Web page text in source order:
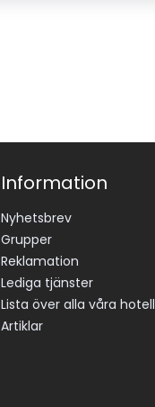
Information
Nyhetsbrev
Grupper
Reklamation
Lediga tjänster
Lista över alla våra hotell
Artiklar